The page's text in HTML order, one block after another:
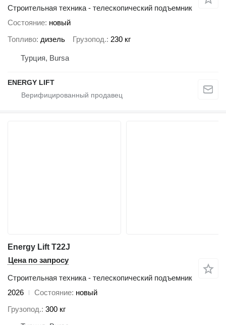
Строительная техника - телескопический подъемник
Состояние новый
Топливо дизель Грузопод. 230 кг
Турция, Bursa
ENERGY LIFT
Energy Lift T22J
Цена по запросу
Строительная техника - телескопический подъемник
2026
Состояние новый
Грузопод. 300 кг